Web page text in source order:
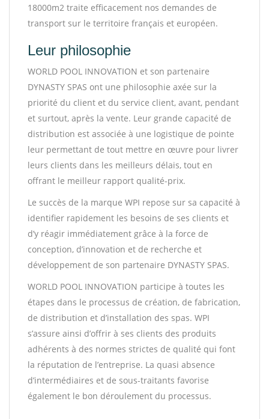
18000m2 traite efficacement nos demandes de
transport sur le territoire français et européen.
Leur philosophie
WORLD POOL INNOVATION et son partenaire
DYNASTY SPAS ont une philosophie axée sur la
priorité du client et du service client, avant, pendant
et surtout, après la vente. Leur grande capacité de
distribution est associée à une logistique de pointe
leur permettant de tout mettre en œuvre pour livrer
leurs clients dans les meilleurs délais, tout en
offrant le meilleur rapport qualité-prix.
Le succès de la marque WPI repose sur sa capacité à
identifier rapidement les besoins de ses clients et
d’y réagir immédiatement grâce à la force de
conception, d’innovation et de recherche et
développement de son partenaire DYNASTY SPAS.
WORLD POOL INNOVATION participe à toutes les
étapes dans le processus de création, de fabrication,
de distribution et d’installation des spas. WPI
s’assure ainsi d’offrir à ses clients des produits
adhérents à des normes strictes de qualité qui font
la réputation de l’entreprise. La quasi absence
d’intermédiaires et de sous-traitants favorise
également le bon déroulement du processus.